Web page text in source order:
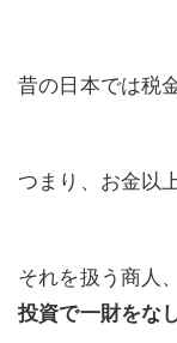
昔の日本では税
つまり、お金以
それを扱う商人
投資で一財をな